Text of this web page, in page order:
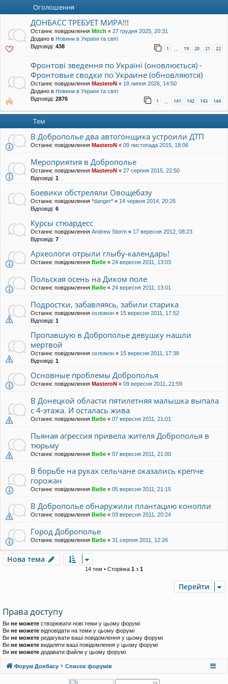
Оголошення
ДОНБАСС ТРЕБУЕТ МИРА!!!
Останнє повідомлення Mitch « 27 грудня 2025, 20:31
Додано в Новини в Україні та світі
Відповіді: 438 1 … 19 20 21 22
Фронтові зведення по Україні (оновлюється) -
Фронтовые сводки по Украине (обновляются)
Останнє повідомлення MasteroN « 18 липня 2026, 14:50
Додано в Новини в Україні та світі
Відповіді: 2876 1 … 141 142 143 144
Тем
В Доброполье два автогонщика устроили ДТП
Останнє повідомлення MasteroN « 09 листопада 2015, 18:06
Мероприятия в Доброполье
Останнє повідомлення MasteroN « 27 серпня 2015, 22:50
Відповіді: 1
Боевики обстреляли Овощебазу
Останнє повідомлення *danger* « 14 червня 2014, 20:26
Відповіді: 6
Курсы стюардесс
Останнє повідомлення Andrew Storm « 17 вересня 2012, 08:23
Відповіді: 7
Археологи отрыли глыбу-календарь!
Останнє повідомлення Вибе « 24 вересня 2011, 13:03
Польская осень на Диком поле
Останнє повідомлення Вибе « 24 вересня 2011, 13:01
Подростки, забавляясь, забили старика
Останнє повідомлення охломон « 15 вересня 2011, 17:52
Відповіді: 1
Пропавшую в Доброполье девушку нашли
мертвой
Останнє повідомлення охломон « 15 вересня 2011, 17:38
Відповіді: 1
Основные проблемы Доброполья
Останнє повідомлення MasteroN « 09 вересня 2011, 21:59
В Донецкой области пятилетняя малышка выпала
с 4-этажа. И осталась жива
Останнє повідомлення Вибе « 07 вересня 2011, 21:01
Пьяная агрессия привела жителя Доброполья в
тюрьму
Останнє повідомлення Вибе « 07 вересня 2011, 21:00
В борьбе на руках сельчане оказались крепче
горожан
Останнє повідомлення Вибе « 05 вересня 2011, 21:15
В Доброполье обнаружили плантацию конопли
Останнє повідомлення Вибе « 03 вересня 2011, 20:24
Город Доброполье
Останнє повідомлення Вибе « 31 серпня 2011, 12:26
Нова тема
14 тем • Сторінка 1 з 1
Перейти
Права доступу
Ви не можете створювати нові теми у цьому форумі
Ви не можете відповідати на теми у цьому форумі
Ви не можете редагувати ваші повідомлення у цьому форумі
Ви не можете видаляти ваші повідомлення у цьому форумі
Ви не можете додавати файли у цьому форумі
Форум Донбасу Список форумів